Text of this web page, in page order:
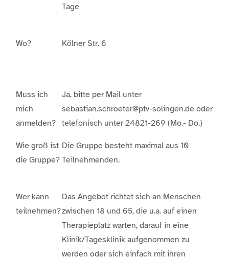
Tage
Wo? Kölner Str. 6
Muss ich
mich
anmelden?
Ja, bitte per Mail unter
sebastian.schroeter@ptv-solingen.de oder
telefonisch unter 24821-269 (Mo.- Do.)
Wie groß ist
die Gruppe?
Die Gruppe besteht maximal aus 10
Teilnehmenden.
Wer kann
teilnehmen?
Das Angebot richtet sich an Menschen
zwischen 18 und 65, die u.a. auf einen
Therapieplatz warten, darauf in eine
Klinik/Tagesklinik aufgenommen zu
werden oder sich einfach mit ihren